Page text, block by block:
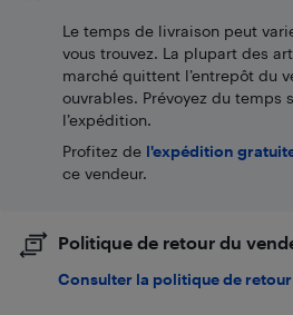
Le temps de livraison peut
vous trouvez. La plupart des
marché quittent l’entrepôt du
ouvrables. Prévoyez du temps
l’expédition.
Profitez de l'expédition
ce vendeur.
Politique de retour du
Consulter la politique de retour